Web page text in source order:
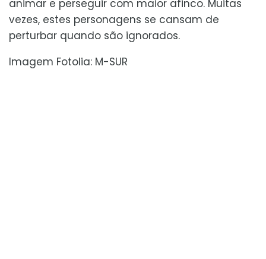
animar e perseguir com maior afinco. Muitas
vezes, estes personagens se cansam de
perturbar quando são ignorados.
Imagem Fotolia: M-SUR